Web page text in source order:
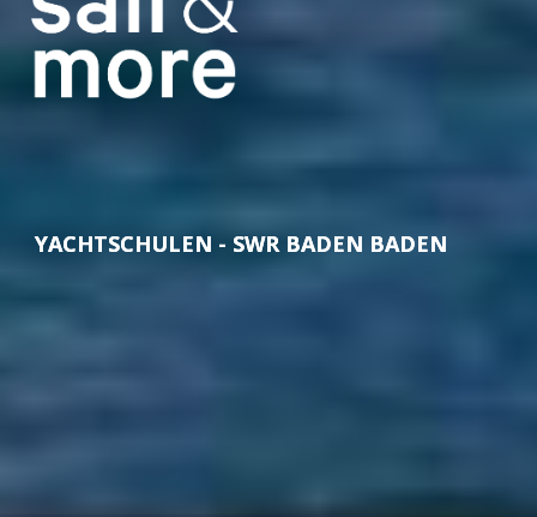
YACHTSCHULEN - SWR BADEN BADEN